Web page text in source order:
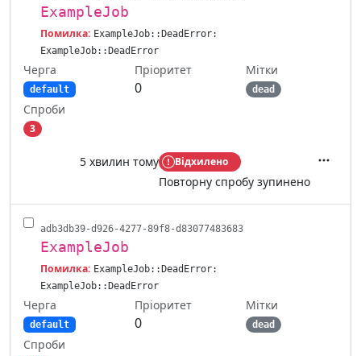
ExampleJob
Помилка: ExampleJob::DeadError:
ExampleJob::DeadError
Черга
default
Пріоритет
0
Мітки
dead
Спроби
3
5 хвилин тому Відхилено
Повторну спробу зупинено
adb3db39-d926-4277-89f8-d83077483683
ExampleJob
Помилка: ExampleJob::DeadError:
ExampleJob::DeadError
Черга
default
Пріоритет
0
Мітки
dead
Спроби